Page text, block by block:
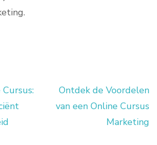
Ontdek de Voordelen
van een Online Cursus
Marketing